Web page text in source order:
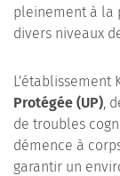
pleinement à la
divers niveaux
L'établissement
Protégée (UP),
de troubles
démence à
garantir un